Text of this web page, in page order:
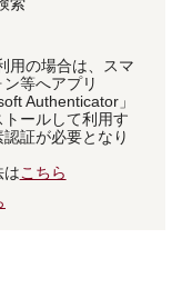
用の場合は、スマ
等へアプリ
Authenticator」
トールして利用す
認証が必要となり
はこちら